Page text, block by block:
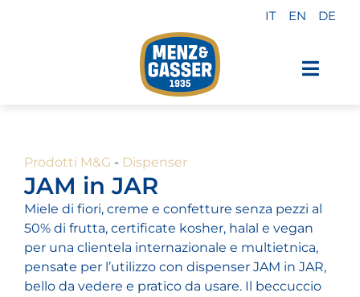
IT EN DE
Private label
Industria
Chi siamo
Prodotti M&G - Dispenser
JAM in JAR
Miele di fiori, creme e confetture senza pezzi al
50% di frutta, certificate kosher, halal e vegan
per una clientela internazionale e multietnica,
pensate per l’utilizzo con dispenser JAM in JAR,
bello da vedere e pratico da usare. Il beccuccio